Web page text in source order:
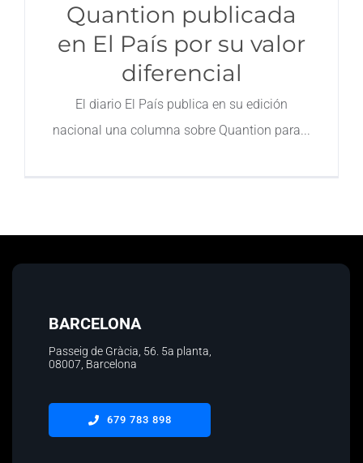
Contacto
Quantion publicada
en El País por su valor
diferencial
El diario El País publica en su edición
nacional una columna sobre Quantion para
BARCELONA
Passeig de Gràcia, 56. 5a planta
08007, Barcelona
679 783 898